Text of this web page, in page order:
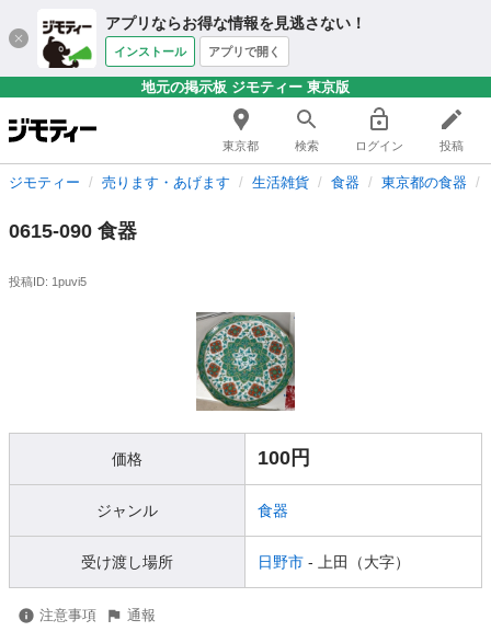
アプリならお得な情報を見逃さない！
インストール アプリで開く
地元の掲示板 ジモティー 東京版
東京都 検索 ログイン 投稿
ジモティー 売ります・あげます 生活雑貨 食器 東京都の食器
0615-090 食器
投稿ID: 1puvi5
価格 100円
ジャンル 食器
受け渡し場所 日野市 - 上田（大字）
注意事項 通報